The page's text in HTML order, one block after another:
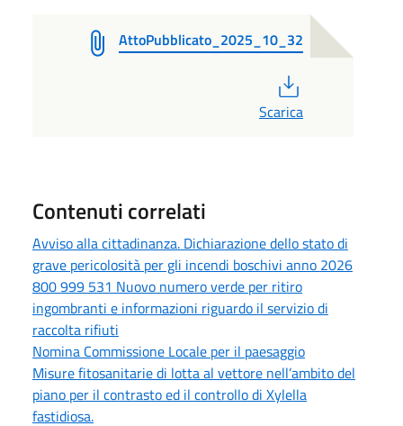
AttoPubblicato_2025_10_32
Scarica
Contenuti correlati
Avviso alla cittadinanza. Dichiarazione dello stato di
grave pericolosità per gli incendi boschivi anno 2026
800 999 531 Nuovo numero verde per ritiro
ingombranti e informazioni riguardo il servizio di
raccolta rifiuti
Nomina Commissione Locale per il paesaggio
Misure fitosanitarie di lotta al vettore nell’ambito del
piano per il contrasto ed il controllo di Xylella
fastidiosa.